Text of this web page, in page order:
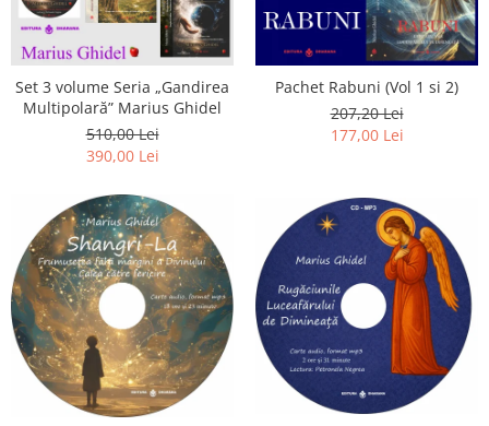
Set 3 volume Seria „Gandirea
Multipolară” Marius Ghidel
510,00 Lei
390,00 Lei
Pachet Rabuni (Vol 1 si 2)
207,20 Lei
177,00 Lei